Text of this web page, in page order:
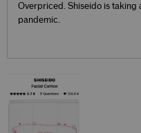
Overpriced. Shiseido is taking
pandemic.